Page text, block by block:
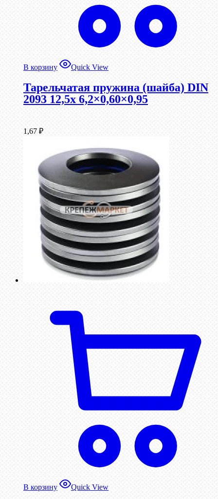
В корзину Quick View
Тарельчатая пружина (шайба) DIN
2093 12,5x 6,2×0,60×0,95
1,67 ₽
В корзину Quick View